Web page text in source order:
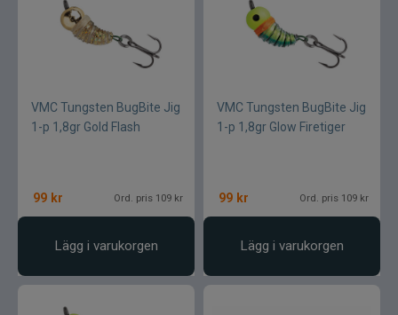
VMC Tungsten BugBite Jig
1-p 1,8gr Gold Flash
99 kr Ord. pris 109 kr
Lägg i varukorgen
VMC Tungsten BugBite Jig
1-p 1,8gr Glow Firetiger
99 kr Ord. pris 109 kr
Lägg i varukorgen